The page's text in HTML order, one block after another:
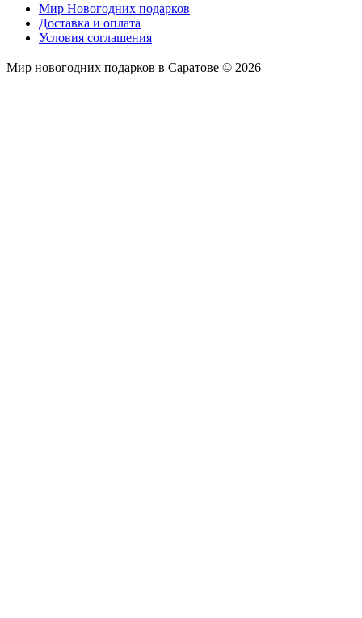
Мир Новогодних подарков
Доставка и оплата
Условия соглашения
Мир новогодних подарков в Саратове © 2026